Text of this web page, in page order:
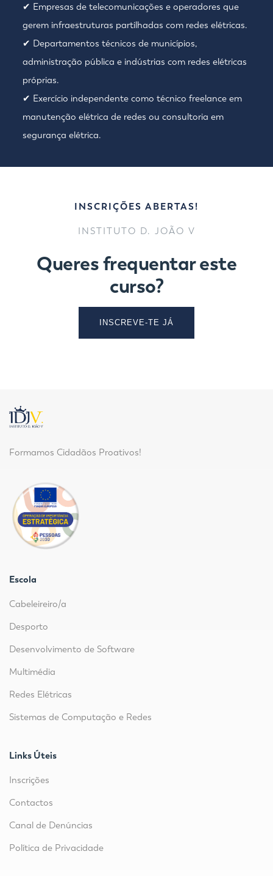
✔ Empresas de telecomunicações e operadores que
gerem infraestruturas partilhadas com redes elétricas.
✔ Departamentos técnicos de municípios,
administração pública e indústrias com redes elétricas
próprias.
✔ Exercício independente como técnico freelance em
manutenção elétrica de redes ou consultoria em
segurança elétrica.
INSCRIÇÕES ABERTAS!
INSTITUTO D. JOÃO V
Queres frequentar este
curso?
INSCREVE-TE JÁ
Formamos Cidadãos Proativos!
Escola
Cabeleireiro/a
Desporto
Desenvolvimento de Software
Multimédia
Redes Elétricas
Sistemas de Computação e Redes
Links Úteis
Inscrições
Contactos
Canal de Denúncias
Política de Privacidade